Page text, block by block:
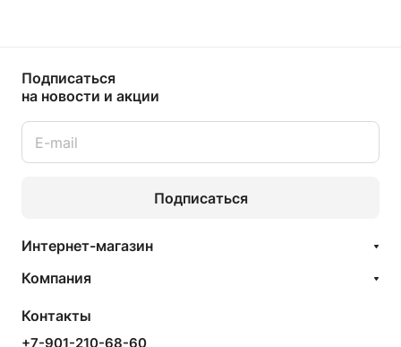
Подписаться
на новости и акции
Подписаться
Интернет-магазин
Компания
Контакты
+7-901-210-68-60